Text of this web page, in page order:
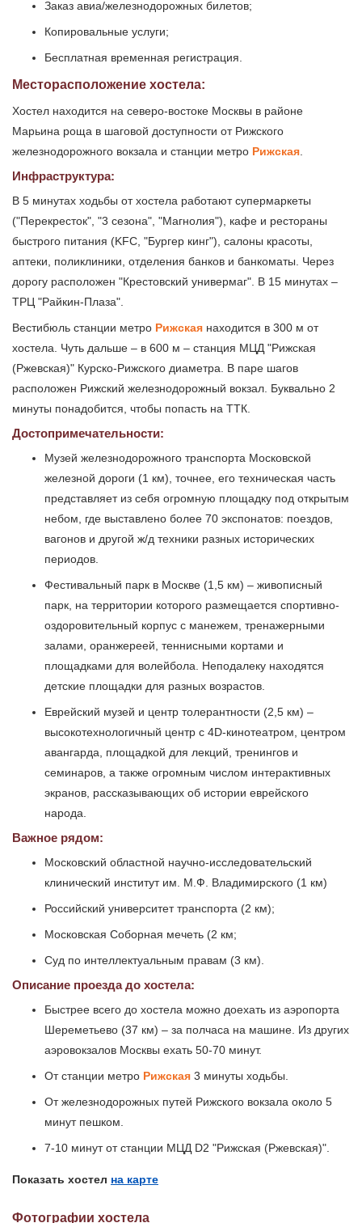
Заказ авиа/железнодорожных билетов;
Копировальные услуги;
Бесплатная временная регистрация.
Месторасположение хостела:
Хостел находится на северо-востоке Москвы в районе
Марьина роща в шаговой доступности от Рижского
железнодорожного вокзала и станции метро Рижская.
Инфраструктура:
В 5 минутах ходьбы от хостела работают супермаркеты
("Перекресток", "3 сезона", "Магнолия"), кафе и рестораны
быстрого питания (KFC, "Бургер кинг"), салоны красоты,
аптеки, поликлиники, отделения банков и банкоматы. Через
дорогу расположен "Крестовский универмаг". В 15 минутах –
ТРЦ "Райкин-Плаза".
Вестибюль станции метро Рижская находится в 300 м от
хостела. Чуть дальше – в 600 м – станция МЦД "Рижская
(Ржевская)" Курско-Рижского диаметра. В паре шагов
расположен Рижский железнодорожный вокзал. Буквально 2
минуты понадобится, чтобы попасть на ТТК.
Достопримечательности:
Музей железнодорожного транспорта Московской
железной дороги (1 км), точнее, его техническая часть
представляет из себя огромную площадку под открытым
небом, где выставлено более 70 экспонатов: поездов,
вагонов и другой ж/д техники разных исторических
периодов.
Фестивальный парк в Москве (1,5 км) – живописный
парк, на территории которого размещается спортивно-
оздоровительный корпус с манежем, тренажерными
залами, оранжереей, теннисными кортами и
площадками для волейбола. Неподалеку находятся
детские площадки для разных возрастов.
Еврейский музей и центр толерантности (2,5 км) –
высокотехнологичный центр с 4D-кинотеатром, центром
авангарда, площадкой для лекций, тренингов и
семинаров, а также огромным числом интерактивных
экранов, рассказывающих об истории еврейского
народа.
Важное рядом:
Московский областной научно-исследовательский
клинический институт им. М.Ф. Владимирского (1 км)
Российский университет транспорта (2 км);
Московская Соборная мечеть (2 км;
Суд по интеллектуальным правам (3 км).
Описание проезда до хостела:
Быстрее всего до хостела можно доехать из аэропорта
Шереметьево (37 км) – за полчаса на машине. Из других
аэровокзалов Москвы ехать 50-70 минут.
От станции метро Рижская 3 минуты ходьбы.
От железнодорожных путей Рижского вокзала около 5
минут пешком.
7-10 минут от станции МЦД D2 "Рижская (Ржевская)".
Показать хостел на карте
Фотографии хостела